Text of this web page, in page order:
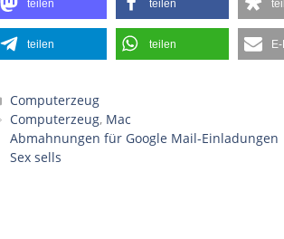
teilen teilen
teilen teilen
Kategorien
Computerzeug
Schlagwörter
Computerzeug, Mac
Abmahnungen für Google Mail-Einladungen
Sex sells